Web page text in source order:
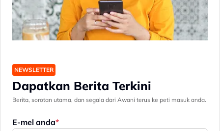
NEWSLETTER
Dapatkan Berita Terkini
Berita, sorotan utama, dan segala dari Awani terus ke peti masuk anda.
E-mel anda